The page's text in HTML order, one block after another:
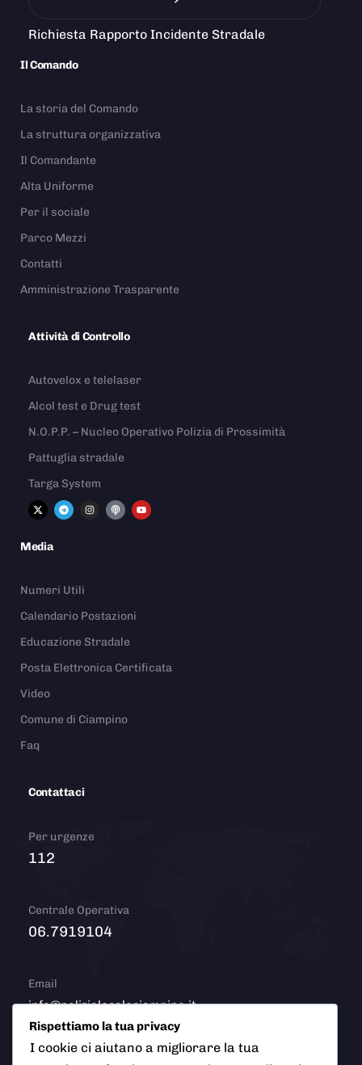
Richiesta Rapporto Incidente Stradale
Il Comando
La storia del Comando
La struttura organizzativa
Il Comandante
Alta Uniforme
Per il sociale
Parco Mezzi
Contatti
Amministrazione Trasparente
Attività di Controllo
Autovelox e telelaser
Alcol test e Drug test
N.O.P.P. – Nucleo Operativo Polizia di Prossimità
Pattuglia stradale
Targa System
Media
Numeri Utili
Calendario Postazioni
Educazione Stradale
Posta Elettronica Certificata
Video
Comune di Ciampino
Faq
Contattaci
Per urgenze
112
Centrale Operativa
06.7919104
Email
info@polizialocaleciampino.it
Rispettiamo la tua privacy
I cookie ci aiutano a migliorare la tua